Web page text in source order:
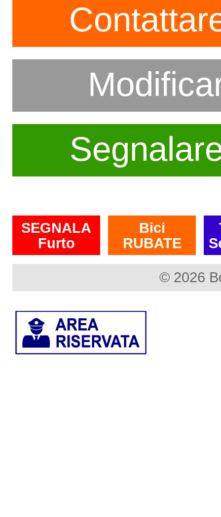
SEGNALA
Furto
Bici
RUBATE
© 2026